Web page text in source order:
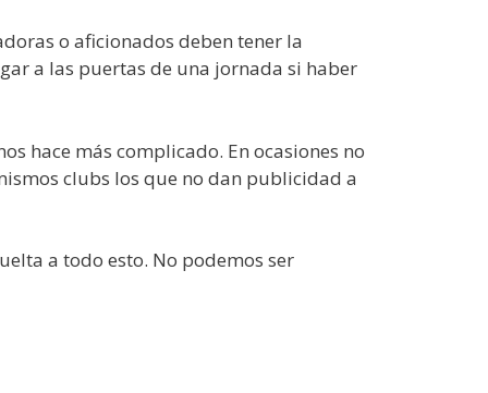
o aficionados deben tener la
a las puertas de una jornada si haber
hace más complicado. En ocasiones no
clubs los que no dan publicidad a
a todo esto. No podemos ser